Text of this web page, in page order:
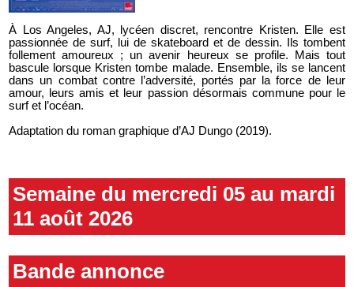
À Los Angeles, AJ, lycéen discret, rencontre Kristen. Elle est
passionnée de surf, lui de skateboard et de dessin. Ils tombent
follement amoureux ; un avenir heureux se profile. Mais tout
bascule lorsque Kristen tombe malade. Ensemble, ils se lancent
dans un combat contre l’adversité, portés par la force de leur
amour, leurs amis et leur passion désormais commune pour le
surf et l’océan.
Adaptation du roman graphique d’AJ Dungo (2019).
Semaine du mercredi 05 au mardi
11 août 2026
Bande annonce